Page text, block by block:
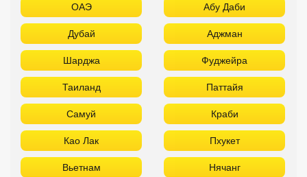
ОАЭ Абу Даби
Дубай Аджман
Шарджа Фуджейра
Таиланд Паттайя
Самуй Краби
Као Лак Пхукет
Вьетнам Нячанг